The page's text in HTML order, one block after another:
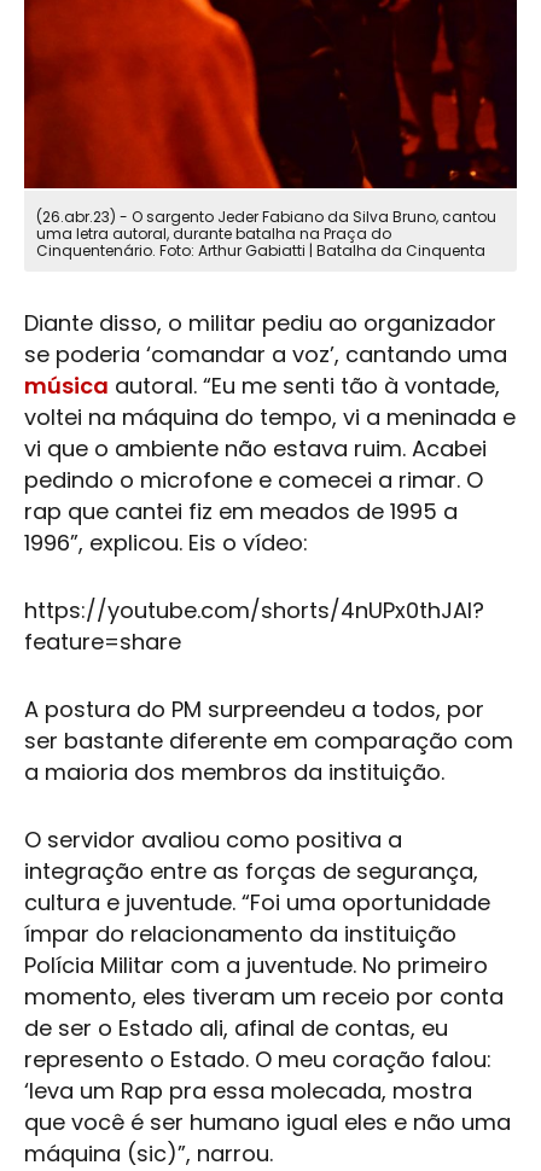
(26.abr.23) - O sargento Jeder Fabiano da Silva Bruno, cantou
uma letra autoral, durante batalha na Praça do
Cinquentenário. Foto: Arthur Gabiatti | Batalha da Cinquenta
Diante disso, o militar pediu ao organizador
se poderia ‘comandar a voz’, cantando uma
música autoral. “Eu me senti tão à vontade,
voltei na máquina do tempo, vi a meninada e
vi que o ambiente não estava ruim. Acabei
pedindo o microfone e comecei a rimar. O
rap que cantei fiz em meados de 1995 a
1996”, explicou. Eis o vídeo:
https://youtube.com/shorts/4nUPx0thJAI?
feature=share
A postura do PM surpreendeu a todos, por
ser bastante diferente em comparação com
a maioria dos membros da instituição.
O servidor avaliou como positiva a
integração entre as forças de segurança,
cultura e juventude. “Foi uma oportunidade
ímpar do relacionamento da instituição
Polícia Militar com a juventude. No primeiro
momento, eles tiveram um receio por conta
de ser o Estado ali, afinal de contas, eu
represento o Estado. O meu coração falou:
‘leva um Rap pra essa molecada, mostra
que você é ser humano igual eles e não uma
máquina (sic)”, narrou.